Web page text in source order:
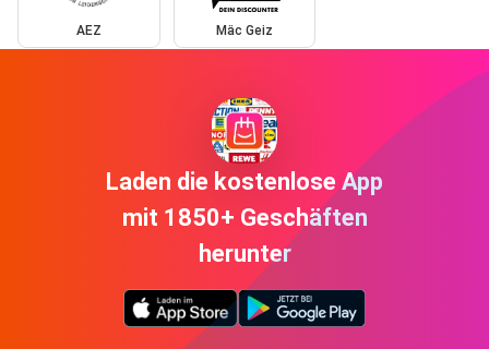
AEZ Mäc Geiz
Laden die kostenlose App
mit 1850+ Geschäften
herunter